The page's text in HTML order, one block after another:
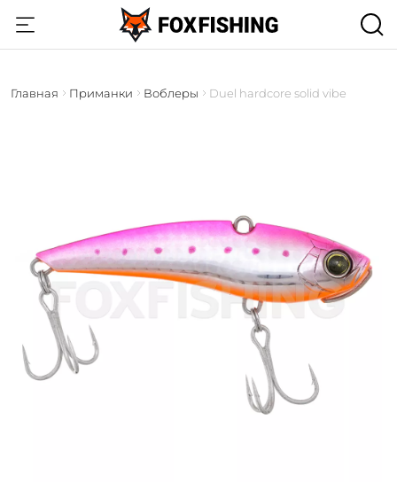
Главная Приманки Воблеры Duel hardcore solid vibe